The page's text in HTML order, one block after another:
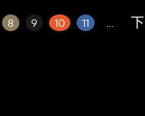
8 9 10 11 ...